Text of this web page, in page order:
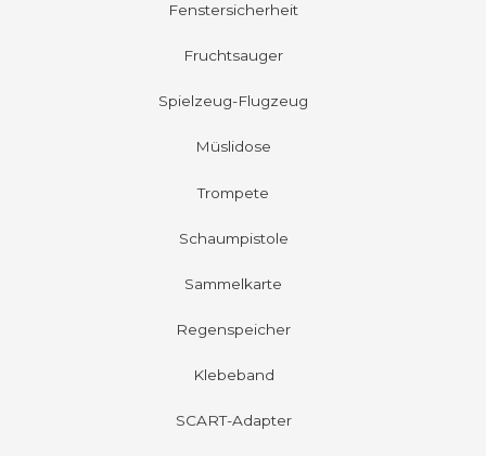
Fenstersicherheit
Fruchtsauger
Spielzeug-Flugzeug
Müslidose
Trompete
Schaumpistole
Sammelkarte
Regenspeicher
Klebeband
SCART-Adapter